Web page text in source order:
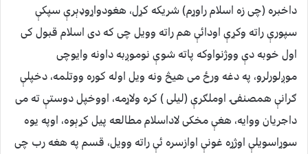
داخبره (چی زه اسلام راوړم) شریکه کړل، هغودواړوډېرې سپکې
سپورې راته وکړې اودائې هم راته وویل چی که دی اسلام قبول کی
اول خوبه دې ووژنواوکه پاته شوې نوموږبه داونه وایوچی
موږلورلرو، په دغه ورځ می هیڅ ونه ویل اوله کوره ووتلمه، دخپلې
ګرانې همصنفۍ اوملګرې (لیلی ) کره ولاړمه، اووخپل دوستې ته می
داجریان ووایه، هغې مخکی لاداسلام مطالعه پیل کړېوه، اوپه یوه
سوړاسویلې اوژړه غونې اوازسره ئې راته وویل، قسم په هغه رب چی